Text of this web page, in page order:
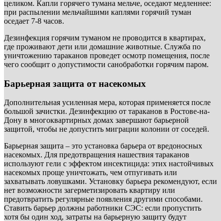
целиком. Капли горячего тумана мельче, оседают медленнее:
при распылении мельчайшими каплями горячий туман
оседает 7-8 часов.
Дезинфекция горячим туманом не проводится в квартирах,
где проживают дети или домашние животные. Служба по
уничтожению тараканов проведет осмотр помещения, после
чего сообщит о допустимости санобработки горячим паром.
Барьерная защита от насекомых
Дополнительная усиленная мера, которая применяется после
большой зачистки. Дезинфекцию от тараканов в Ростове-на-
Дону в многоквартирных домах завершают барьерной
защитой, чтобы не допустить миграции колонии от соседей.
Барьерная защита – это установка барьера от вредоносных
насекомых. Для предотвращения нашествия тараканов
используют гели с эффектом инсектицида: этих настойчивых
насекомых проще уничтожать, чем отпугивать или
захватывать ловушками. Установку барьера рекомендуют, если
нет возможности загерметизировать квартиру или
предотвратить регулярные появления другими способами.
Ставить барьер должны работники СЭС: если пропустить
хотя бы один ход, затраты на барьерную защиту будут